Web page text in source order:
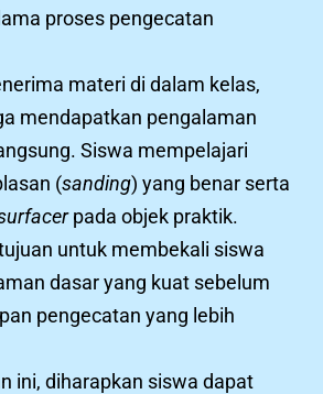
proses pengecatan
materi di dalam kelas,
mendapatkan pengalaman
Siswa mempelajari
(sanding) yang benar serta
pada objek praktik.
untuk membekali siswa
dasar yang kuat sebelum
pengecatan yang lebih
ini, diharapkan siswa dapat